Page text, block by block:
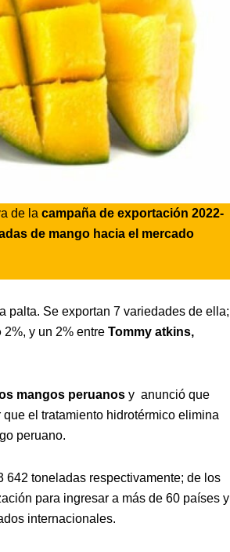
de lacampaña de exportación 2022-
de mango hacia el mercado
palta. Se exportan 7 variedades de ella;
2%, y un 2% entre Tommy atkins,
mangos peruanos y anunció que
el tratamiento hidrotérmico elimina
peruano.
642 toneladas respectivamente; de los
para ingresar a más de 60 países y
internacionales.